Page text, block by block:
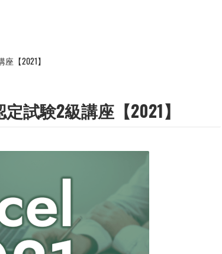
【2021】
試験2級講座【2021】